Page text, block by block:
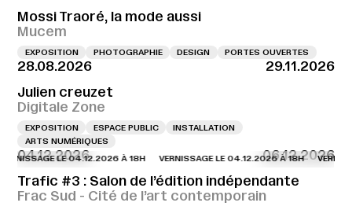
Mossi Traoré, la mode aussi
Mucem
EXPOSITION PHOTOGRAPHIE DESIGN PORTES OUVERTES
28.08.2026
29.11.2026
Julien creuzet
Digitale Zone
EXPOSITION ESPACE PUBLIC
INSTALLATION
ARTS NUMÉRIQUES
04.12.2026 06.12.2026
LE 04.12.2026 À 18H VERNISSAGE LE 04.12.2026 À 18H
Trafic #3 : Salon de l’édition indépendante
Frac Sud - Cité de l’art contemporain